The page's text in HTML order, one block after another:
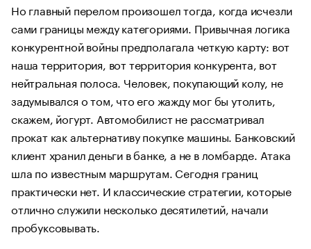
Но главный перелом произошел тогда, когда исчезли
сами границы между категориями. Привычная логика
конкурентной войны предполагала четкую карту: вот
наша территория, вот территория конкурента, вот
нейтральная полоса. Человек, покупающий колу, не
задумывался о том, что его жажду мог бы утолить,
скажем, йогурт. Автомобилист не рассматривал
прокат как альтернативу покупке машины. Банковский
клиент хранил деньги в банке, а не в ломбарде. Атака
шла по известным маршрутам. Сегодня границ
практически нет. И классические стратегии, которые
отлично служили несколько десятилетий, начали
пробуксовывать.